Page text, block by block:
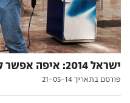
ישראל 2014: איפה אפשר להשיג רכב חשמלי?
פורסם בתאריך 21-05-14